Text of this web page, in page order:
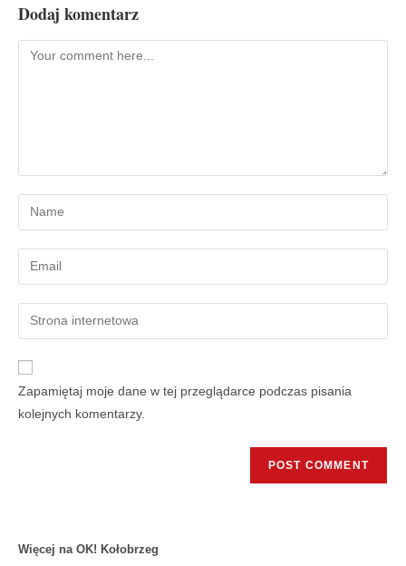
Dodaj komentarz
Zapamiętaj moje dane w tej przeglądarce podczas pisania
kolejnych komentarzy.
Więcej na OK! Kołobrzeg